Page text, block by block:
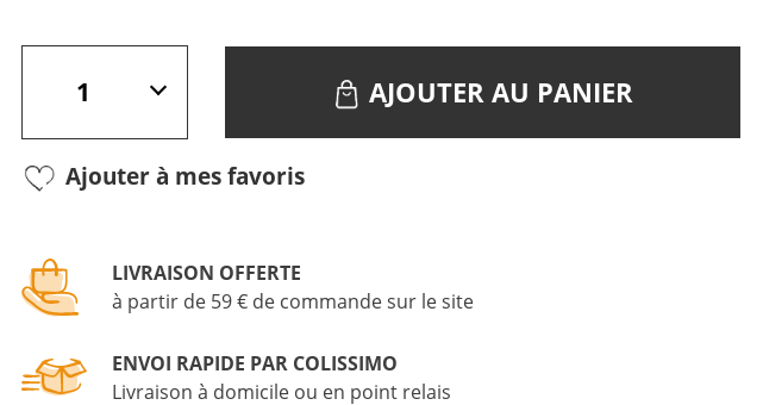
AJOUTER AU PANIER
Ajouter à mes favoris
LIVRAISON OFFERTE
à partir de 59 € de commande sur le site
ENVOI RAPIDE PAR COLISSIMO
Livraison à domicile ou en point relais